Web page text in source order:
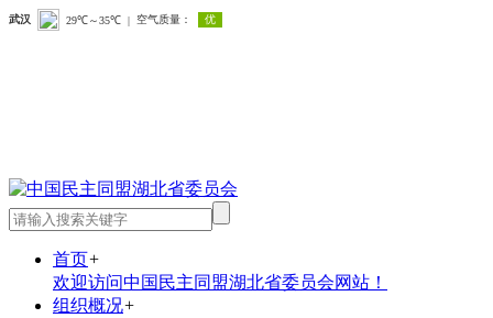
首页+
欢迎访问中国民主同盟湖北省委员会网站！
组织概况+